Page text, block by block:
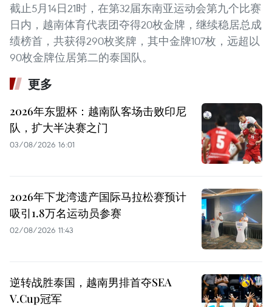
截止5月14日21时，在第32届东南亚运动会第九个比赛
日内，越南体育代表团夺得20枚金牌，继续稳居总成
绩榜首，共获得290枚奖牌，其中金牌107枚，远超以
90枚金牌位居第二的泰国队。
更多
2026年东盟杯：越南队客场击败印尼
队，扩大半决赛之门
03/08/2026 16:01
2026年下龙湾遗产国际马拉松赛预计
吸引1.8万名运动员参赛
02/08/2026 11:43
逆转战胜泰国，越南男排首夺SEA
V.Cup冠军